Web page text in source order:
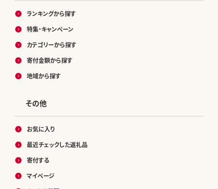
ランキングから探す
特集・キャンペーン
カテゴリーから探す
寄付金額から探す
地域から探す
その他
お気に入り
最近チェックした返礼品
寄付する
マイページ